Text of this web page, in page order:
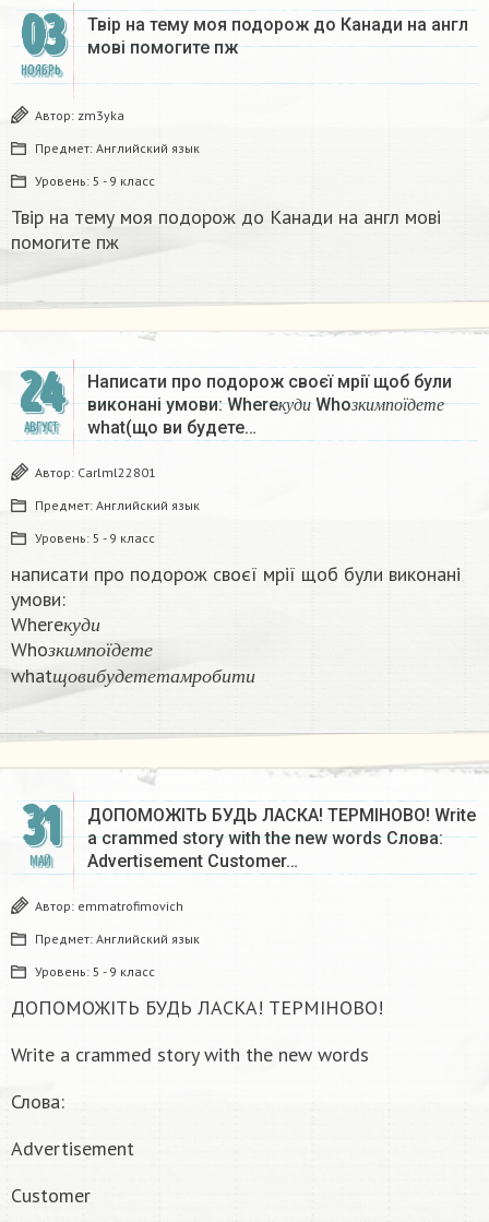
03
НОЯБРЬ
Твір на тему моя подорож до Канади на англ
мові помогите пж​
Автор: zm3yka
Предмет: Английский язык
Уровень: 5 - 9 класс
Твір на тему моя подорож до Канади на англ мові
помогите пж​
24
АВГУСТ
Написати про подорож своєї мрії щоб були
виконані умови: Whereк у д и
к уди
Whoзкимпо ї д е т е
зк имп оїде
what(що ви будете…
Автор: Carlml22801
Предмет: Английский язык
Уровень: 5 - 9 класс
написати про подорож своєї мрії щоб були виконані
умови:
Whereк у д и
к
Who з к имп о ї д е т е
зкимп
what щ о в и б у д е т е т амр о б и т и
щовибуде
31
МАЙ
ДОПОМОЖІТЬ БУДЬ ЛАСКА! ТЕРМІНОВО! Write
a crammed story with the new words Слова:
Advertisement Customer…
Автор: emmatrofimovich
Предмет: Английский язык
Уровень: 5 - 9 класс
ДОПОМОЖІТЬ БУДЬ ЛАСКА! ТЕРМІНОВО!
Write a crammed story with the new words
Слова:
Advertisement
Customer